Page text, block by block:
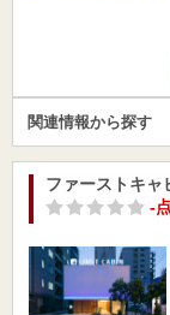
関連情報から探す
ファーストキャ
-